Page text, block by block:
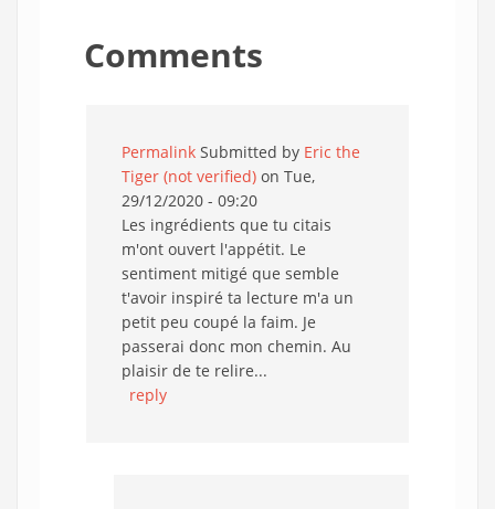
Comments
Permalink Submitted by Eric the
Tiger (not verified) on Tue,
29/12/2020 - 09:20
Les ingrédients que tu citais
m'ont ouvert l'appétit. Le
sentiment mitigé que semble
t'avoir inspiré ta lecture m'a un
petit peu coupé la faim. Je
passerai donc mon chemin. Au
plaisir de te relire...
reply